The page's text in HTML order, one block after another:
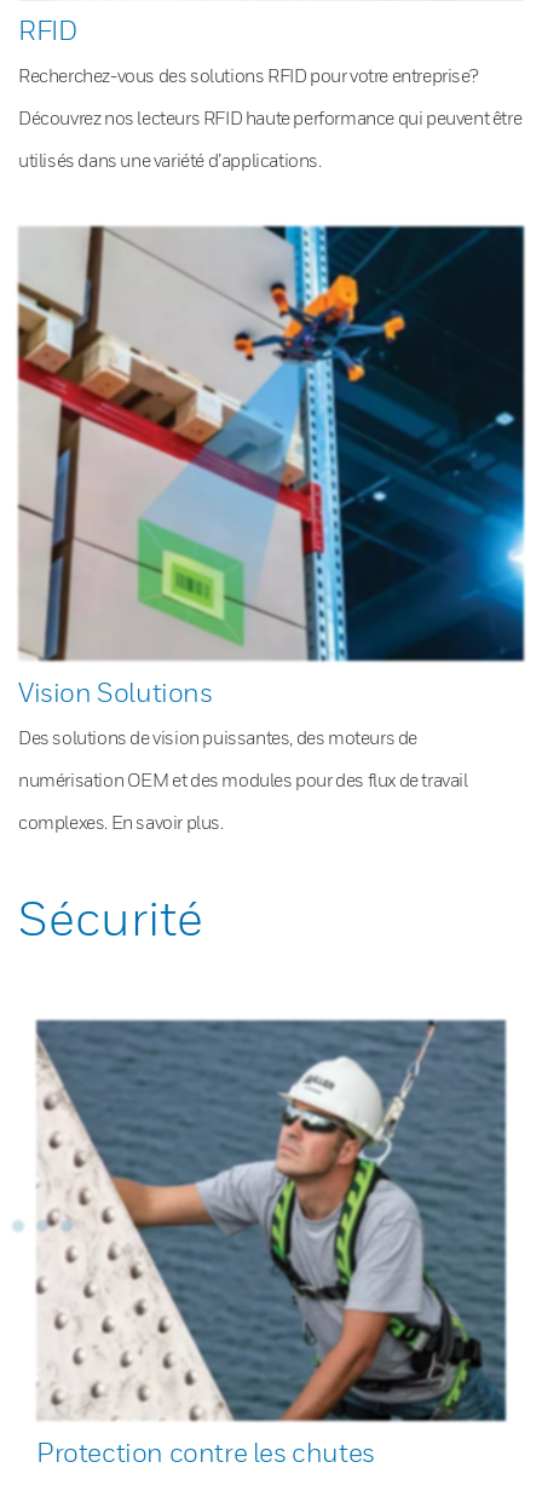
RFID
Recherchez-vous des solutions RFID pour votre entreprise?
Découvrez nos lecteurs RFID haute performance qui peuvent être
utilisés dans une variété d’applications.
Vision Solutions
Des solutions de vision puissantes, des moteurs de
numérisation OEM et des modules pour des flux de travail
complexes. En savoir plus.
Sécurité
Protection contre les chutes